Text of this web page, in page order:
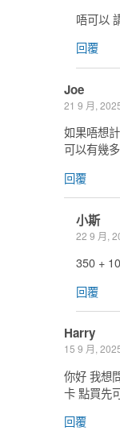
唔可以
回覆
Joe
21 9 月,
如果唔想
可以有幾
回覆
小斯
22 9 月,
350 +
回覆
Harry
15 9 月,
你好 我想
卡 點買先
回覆